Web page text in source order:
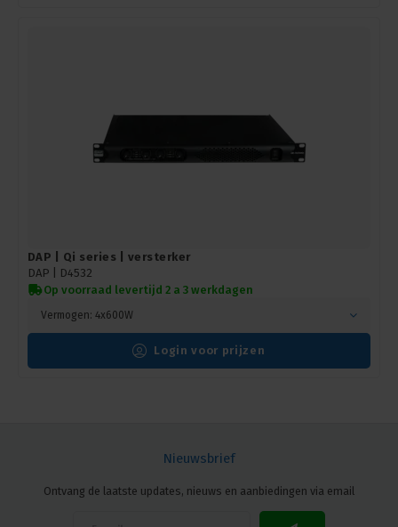
DAP | Qi series | versterker
DAP |
D4532
Op voorraad levertijd 2 a 3 werkdagen
Vermogen: 4x600W
Login voor prijzen
Nieuwsbrief
Ontvang de laatste updates, nieuws en aanbiedingen via email